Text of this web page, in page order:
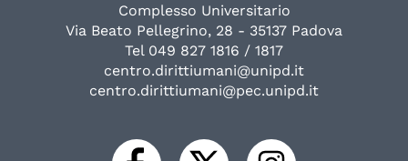
Complesso Universitario
Via Beato Pellegrino, 28 - 35137 Padova
Tel 049 827 1816 / 1817
centro.dirittiumani@unipd.it
centro.dirittiumani@pec.unipd.it